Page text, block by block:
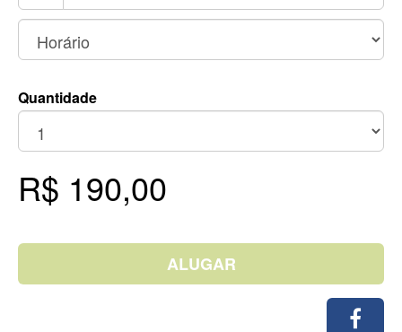
Quantidade
R$ 190,00
ALUGAR